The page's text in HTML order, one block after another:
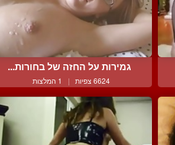
גמירות על החזה של בחורות...
6624 צפיות | 1 המלצות